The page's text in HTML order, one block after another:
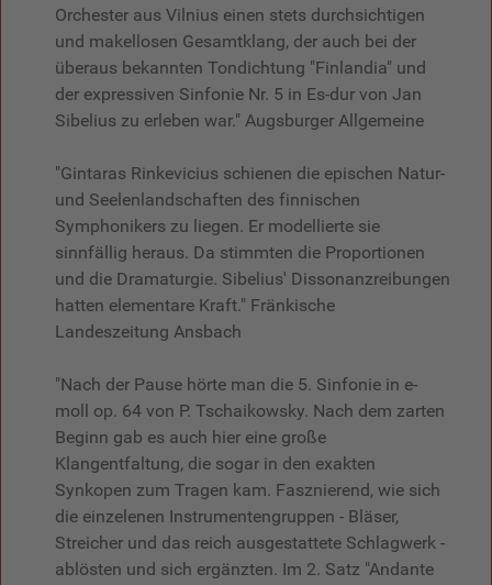
Orchester aus Vilnius einen stets durchsichtigen
und makellosen Gesamtklang, der auch bei der
überaus bekannten Tondichtung "Finlandia" und
der expressiven Sinfonie Nr. 5 in Es-dur von Jan
Sibelius zu erleben war." Augsburger Allgemeine
"Gintaras Rinkevicius schienen die epischen Natur-
und Seelenlandschaften des finnischen
Symphonikers zu liegen. Er modellierte sie
sinnfällig heraus. Da stimmten die Proportionen
und die Dramaturgie. Sibelius' Dissonanzreibungen
hatten elementare Kraft." Fränkische
Landeszeitung Ansbach
"Nach der Pause hörte man die 5. Sinfonie in e-
moll op. 64 von P. Tschaikowsky. Nach dem zarten
Beginn gab es auch hier eine große
Klangentfaltung, die sogar in den exakten
Synkopen zum Tragen kam. Fasznierend, wie sich
die einzelenen Instrumentengruppen - Bläser,
Streicher und das reich ausgestattete Schlagwerk -
ablösten und sich ergänzten. Im 2. Satz "Andante